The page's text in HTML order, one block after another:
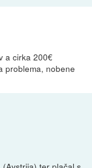
a cirka 200€
problema, nobene